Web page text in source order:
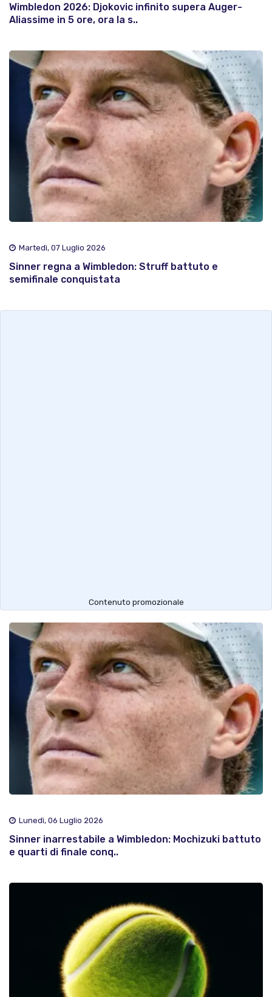
Wimbledon 2026: Djokovic infinito supera Auger-
Aliassime in 5 ore, ora la s..
Martedì, 07 Luglio 2026
Sinner regna a Wimbledon: Struff battuto e
semifinale conquistata
Contenuto promozionale
Lunedì, 06 Luglio 2026
Sinner inarrestabile a Wimbledon: Mochizuki battuto
e quarti di finale conq..